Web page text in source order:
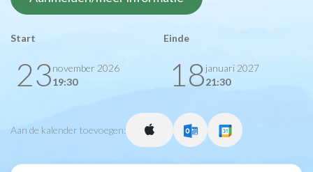
Start
23november 2026
19:30
Einde
18januari 2027
21:30
Aan de kalender toevoegen: